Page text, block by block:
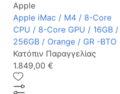
Apple
Apple iMac / M4 / 8-Core
CPU / 8-Core GPU / 16GB /
256GB / Orange / GR -BTO
Κατόπιν Παραγγελίας
1.849,00 €